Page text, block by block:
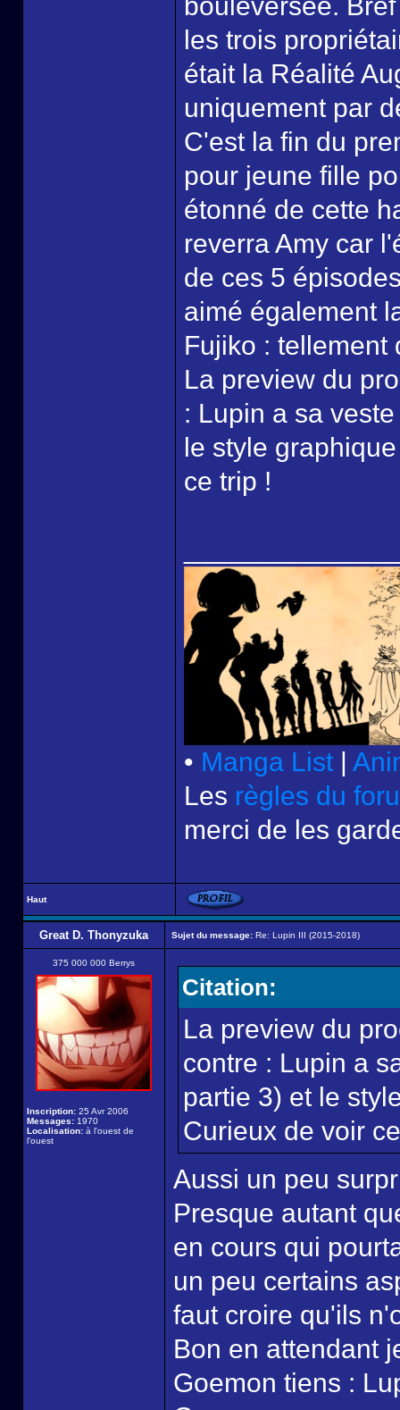
les trois
était la Réalité
uniquement par
C'est la fin du
pour jeune fille
étonné de cette
reverra Amy car
de ces 5
aimé également
Fujiko : tellement
La preview du
: Lupin a sa
le style
ce trip !
• Manga List |
Les règles du
merci de les
Haut
Great D. Thonyzuka Sujet du message: Re: Lupin III (2015-2018)
375 000 000 Berrys
Inscription: 25 Avr 2006
Messages: 1970
Localisation: à l'ouest de
l'ouest
Citation:
La preview du
contre : Lupin a
partie 3) et le
Curieux de voir
Aussi un peu
Presque autant
en cours qui
un peu certains
faut croire qu'ils
Bon en attendant
Goemon tiens :